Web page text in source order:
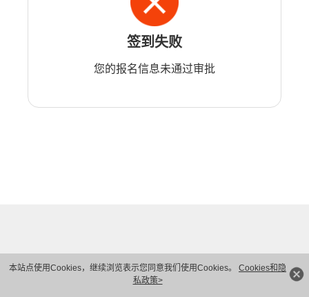
本站点使用Cookies，继续浏览表示您同意我们使用Cookies。 Cookies和隐
私政策>
签到失败
您的报名信息未通过审批